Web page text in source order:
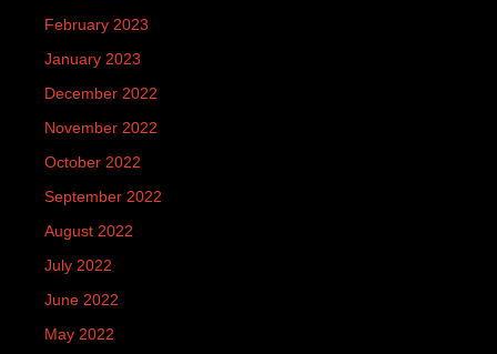
February 2023
January 2023
December 2022
November 2022
October 2022
September 2022
August 2022
July 2022
June 2022
May 2022